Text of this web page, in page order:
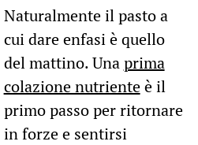
Naturalmente il pasto a
cui dare enfasi è quello
del mattino. Unaprima
colazione nutrienteè il
primo passo per ritornare
in forze e sentirsi